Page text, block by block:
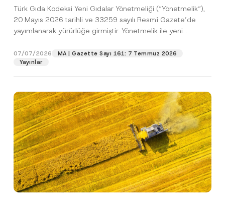
Türk Gıda Kodeksi Yeni Gıdalar Yönetmeliği (“Yönetmelik“),
20 Mayıs 2026 tarihli ve 33259 sayılı Resmî Gazete’de
yayımlanarak yürürlüğe girmiştir. Yönetmelik ile yeni
07/07/2026
MA | Gazette Sayı 161: 7 Temmuz 2026
Yayınlar
i
v
a
c
o
t
c
*
anladım.
A
p
o
v
*
Bu iletişim formunu göndererek,aydınlatma
metninde açıklanan şekilde kişisel verilerimin